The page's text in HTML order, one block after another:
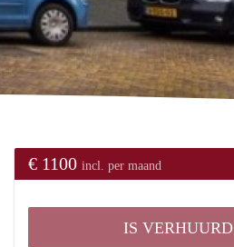
€ 1100 incl. per maand
IS VERHUURD